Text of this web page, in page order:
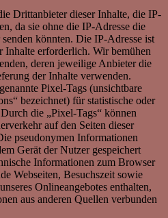
Drittanbieter dieser Inhalte, die IP-
da sie ohne die IP-Adresse die
könnten. Die IP-Adresse ist
Inhalte erforderlich. Wir bemühen
deren jeweilige Anbieter die
der Inhalte verwenden.
Pixel-Tags (unsichtbare
bezeichnet) für statistische oder
die „Pixel-Tags“ können
auf den Seiten dieser
pseudonymen Informationen
Gerät der Nutzer gespeichert
Informationen zum Browser
Webseiten, Besuchszeit sowie
Onlineangebotes enthalten,
aus anderen Quellen verbunden